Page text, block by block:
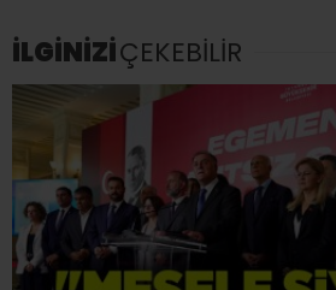
İLGİNİZİÇEKEBİLİR